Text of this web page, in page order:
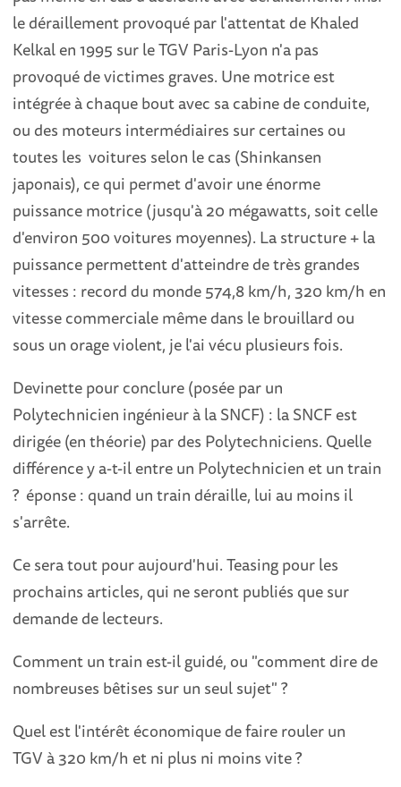
le déraillement provoqué par l'attentat de Khaled
Kelkal en 1995 sur le TGV Paris-Lyon n'a pas
provoqué de victimes graves. Une motrice est
intégrée à chaque bout avec sa cabine de conduite,
ou des moteurs intermédiaires sur certaines ou
toutes les voitures selon le cas (Shinkansen
japonais), ce qui permet d'avoir une énorme
puissance motrice (jusqu'à 20 mégawatts, soit celle
d'environ 500 voitures moyennes). La structure + la
puissance permettent d'atteindre de très grandes
vitesses : record du monde 574,8 km/h, 320 km/h en
vitesse commerciale même dans le brouillard ou
sous un orage violent, je l'ai vécu plusieurs fois.
Devinette pour conclure (posée par un
Polytechnicien ingénieur à la SNCF) : la SNCF est
dirigée (en théorie) par des Polytechniciens. Quelle
différence y a-t-il entre un Polytechnicien et un train
? éponse : quand un train déraille, lui au moins il
s'arrête.
Ce sera tout pour aujourd'hui. Teasing pour les
prochains articles, qui ne seront publiés que sur
demande de lecteurs.
Comment un train est-il guidé, ou "comment dire de
nombreuses bêtises sur un seul sujet" ?
Quel est l'intérêt économique de faire rouler un
TGV à 320 km/h et ni plus ni moins vite ?